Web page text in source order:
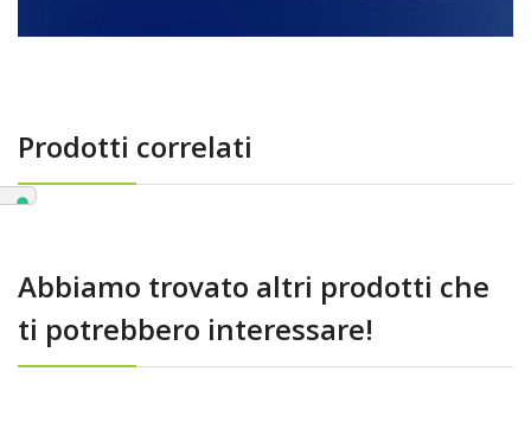
Prodotti correlati
Abbiamo trovato altri prodotti che
ti potrebbero interessare!